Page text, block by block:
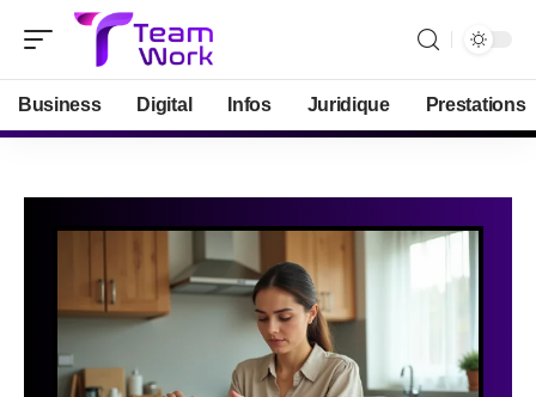
Business Digital Infos Juridique Prestations